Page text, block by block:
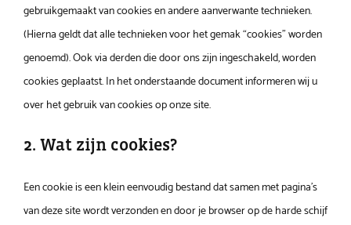
gebruikgemaakt van cookies en andere aanverwante technieken.
(Hierna geldt dat alle technieken voor het gemak “cookies” worden
genoemd). Ook via derden die door ons zijn ingeschakeld, worden
cookies geplaatst. In het onderstaande document informeren wij u
over het gebruik van cookies op onze site.
2. Wat zijn cookies?
Een cookie is een klein eenvoudig bestand dat samen met pagina's
van deze site wordt verzonden en door je browser op de harde schijf